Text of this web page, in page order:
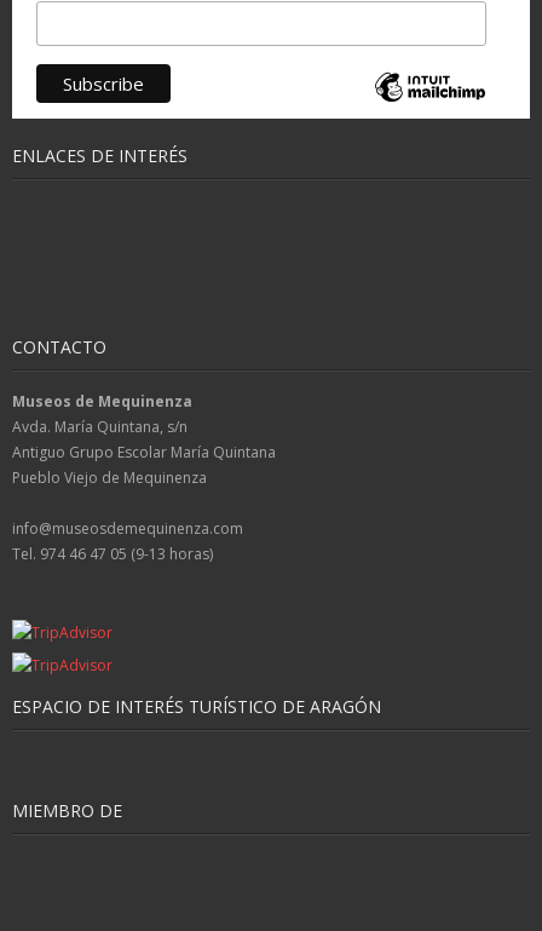
ENLACES DE INTERÉS
CONTACTO
Museos de Mequinenza
Avda. María Quintana, s/n
Antiguo Grupo Escolar María Quintana
Pueblo Viejo de Mequinenza
info@museosdemequinenza.com
Tel. 974 46 47 05 (9-13 horas)
ESPACIO DE INTERÉS TURÍSTICO DE ARAGÓN
MIEMBRO DE